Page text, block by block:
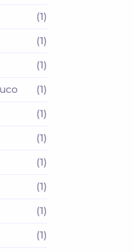
(1)
(1)
(1)
(1)
(1)
(1)
(1)
(1)
(1)
(1)